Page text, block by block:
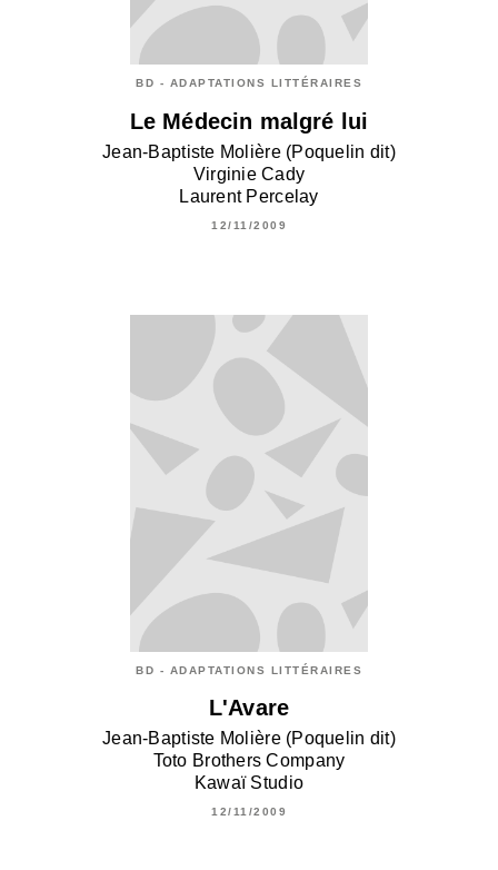
BD - ADAPTATIONS LITTÉRAIRES
Le Médecin malgré lui
Jean-Baptiste Molière (Poquelin dit)
Virginie Cady
Laurent Percelay
12/11/2009
BD - ADAPTATIONS LITTÉRAIRES
L'Avare
Jean-Baptiste Molière (Poquelin dit)
Toto Brothers Company
Kawaï Studio
12/11/2009